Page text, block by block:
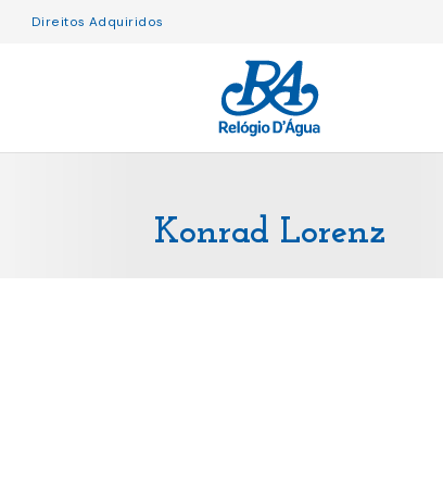
Direitos Adquiridos
Konrad Lorenz